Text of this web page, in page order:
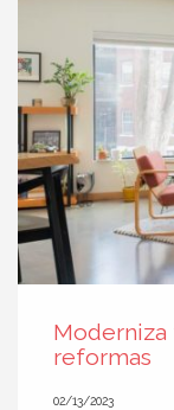
Moderniza
reformas
02/13/2023